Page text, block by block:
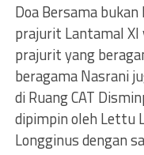
Doa Bersama
prajurit Lantamal
prajurit yang
beragama Nasrani
di Ruang CAT
dipimpin oleh Lettu
Longginus dengan